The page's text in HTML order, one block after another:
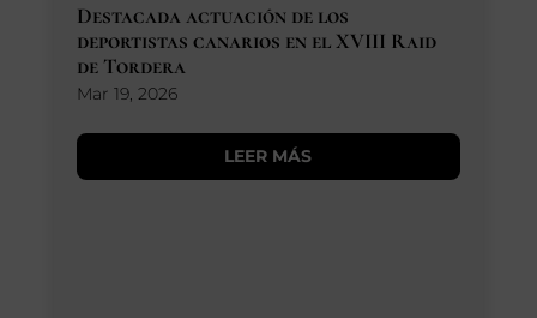
Destacada actuación de los
deportistas canarios en el XVIII Raid
de Tordera
Mar 19, 2026
LEER MÁS